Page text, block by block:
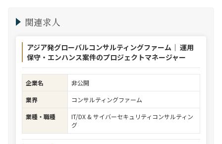
関連求人
アジア発グローバルコンサルティングファーム｜ 運用
保守・エンハンス案件のプロジェクトマネージャー
企業名
非公開
業界
コンサルティングファーム
業種・職種
IT/DX & サイバーセキュリティコンサルティン
グ